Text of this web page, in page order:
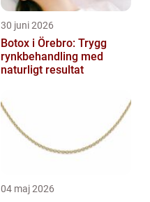
30 juni 2026
Botox i Örebro: Trygg
rynkbehandling med
naturligt resultat
04 maj 2026